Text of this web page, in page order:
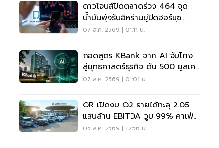
ดาวโจนส์ปิดตลาดร่วง 464 จุด
น้ำมันพุ่งรับอิหร่านขู่ปิดฮอร์มุซ
จับตาเฟดขึ้นดอกเบี้ย
07 ส.ค. 2569 | 01:11 น.
ถอดสูตร KBank จาก AI จับโกง
สู่ยุทธศาสตร์ธุรกิจ ดัน 500 ยูสเคส
ใช้จริง
07 ส.ค. 2569 | 01:01 น.
OR เปิดงบ Q2 รายได้ทะลุ 2.05
แสนล้าน EBITDA วูบ 99% คาเฟ่อ
เมซอนขายนิวไฮ 117 ล้านแก้ว
06 ส.ค. 2569 | 12:56 น.